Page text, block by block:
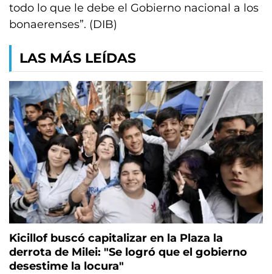
todo lo que le debe el Gobierno nacional a los
bonaerenses”. (DIB)
LAS MÁS LEÍDAS
Kicillof buscó capitalizar en la Plaza la
derrota de Milei: "Se logró que el gobierno
desestime la locura"